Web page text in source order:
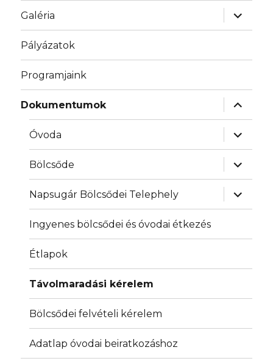
Galéria
almenü
Pályázatok
Programjaink
Dokumentumok
almenü
Óvoda
almenü
Bölcsőde
almenü
Napsugár Bölcsődei Telephely
almenü
Ingyenes bölcsődei és óvodai étkezés
Étlapok
Távolmaradási kérelem
Bölcsődei felvételi kérelem
Adatlap óvodai beiratkozáshoz